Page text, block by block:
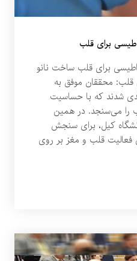
برای قلب
برای قلب ساخت نانو
محققان موفق به
شدند که با حساسیت
را می‌سنجد. در همین
کیل، برای سنجش
فعالیت قلب و مغز بر روی